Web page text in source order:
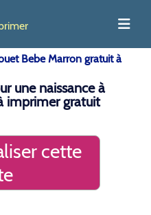
Bebe Marron gratuit à
une naissance à
imprimer gratuit
cette